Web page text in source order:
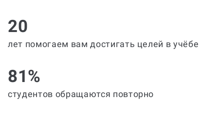
20
лет помогаем вам достигать целей в учёбе
81%
студентов обращаются повторно